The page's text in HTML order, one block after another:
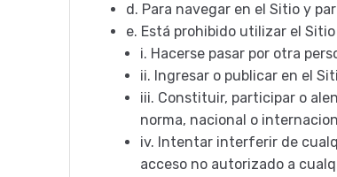
d. Para navegar en el Sitio y
e. Está prohibido utilizar el Sitio
i. Hacerse pasar por otra
ii. Ingresar o publicar en el
iii. Constituir, participar o
norma, nacional o
iv. Intentar interferir de
acceso no autorizado a